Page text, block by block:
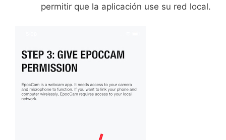
permitir que la aplicación use su red local.